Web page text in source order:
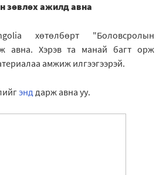
зөвлөх ажилд авна
хөтөлбөрт "Боловсролын
авна. Хэрэв та манай багт орж
амжиж илгээгээрэй.
энддарж авна уу.